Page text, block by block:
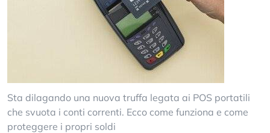
Sta dilagando una nuova truffa legata ai POS portatili
che svuota i conti correnti. Ecco come funziona e come
proteggere i propri soldi